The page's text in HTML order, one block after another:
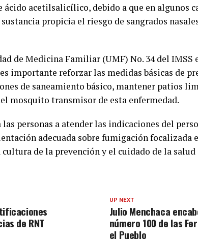
acetilsalicílico, debido a que en algunos
propicia el riesgo de sangrados
de Medicina Familiar (UMF) No. 34 del IMSS
importante reforzar las medidas básicas de
de saneamiento básico, mantener patios
mosquito transmisor de esta enfermedad.
personas a atender las indicaciones del
adecuada sobre fumigación focalizada
de la prevención y el cuidado de la
UP NEXT
Julio Menchaca
número 100 de las
el Pueblo
de RNT